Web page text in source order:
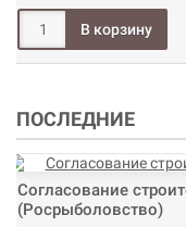
ПОСЛЕДНИЕ
Согласование
(Росрыболовство)